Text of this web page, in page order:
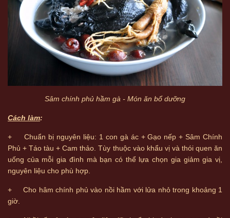
Sâm chính phủ hầm gà - Món ăn bổ dưỡng
Cách làm:
+ Chuẩn bị nguyên liệu: 1 con gà ác + Gạo nếp + Sâm Chính
Phủ + Táo tàu + Cam thảo. Tùy thuộc vào khẩu vị và thói quen ăn
uống của mỗi gia đình mà bạn có thể lựa chọn gia giảm gia vị,
nguyên liệu cho phù hợp.
+ Cho hâm chính phủ vào nồi hầm với lửa nhỏ trong khoảng 1
giờ.